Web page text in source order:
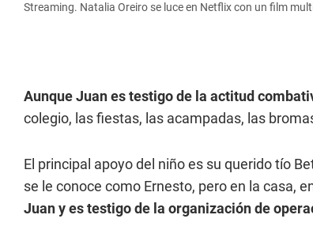
Streaming. Natalia Oreiro se luce en Netflix con un film
Aunque Juan es testigo de la actitud
colegio, las fiestas, las acampadas, las
El principal apoyo del niño es su querido tío
se le conoce como Ernesto, pero en la casa,
Juan y es testigo de la organización de